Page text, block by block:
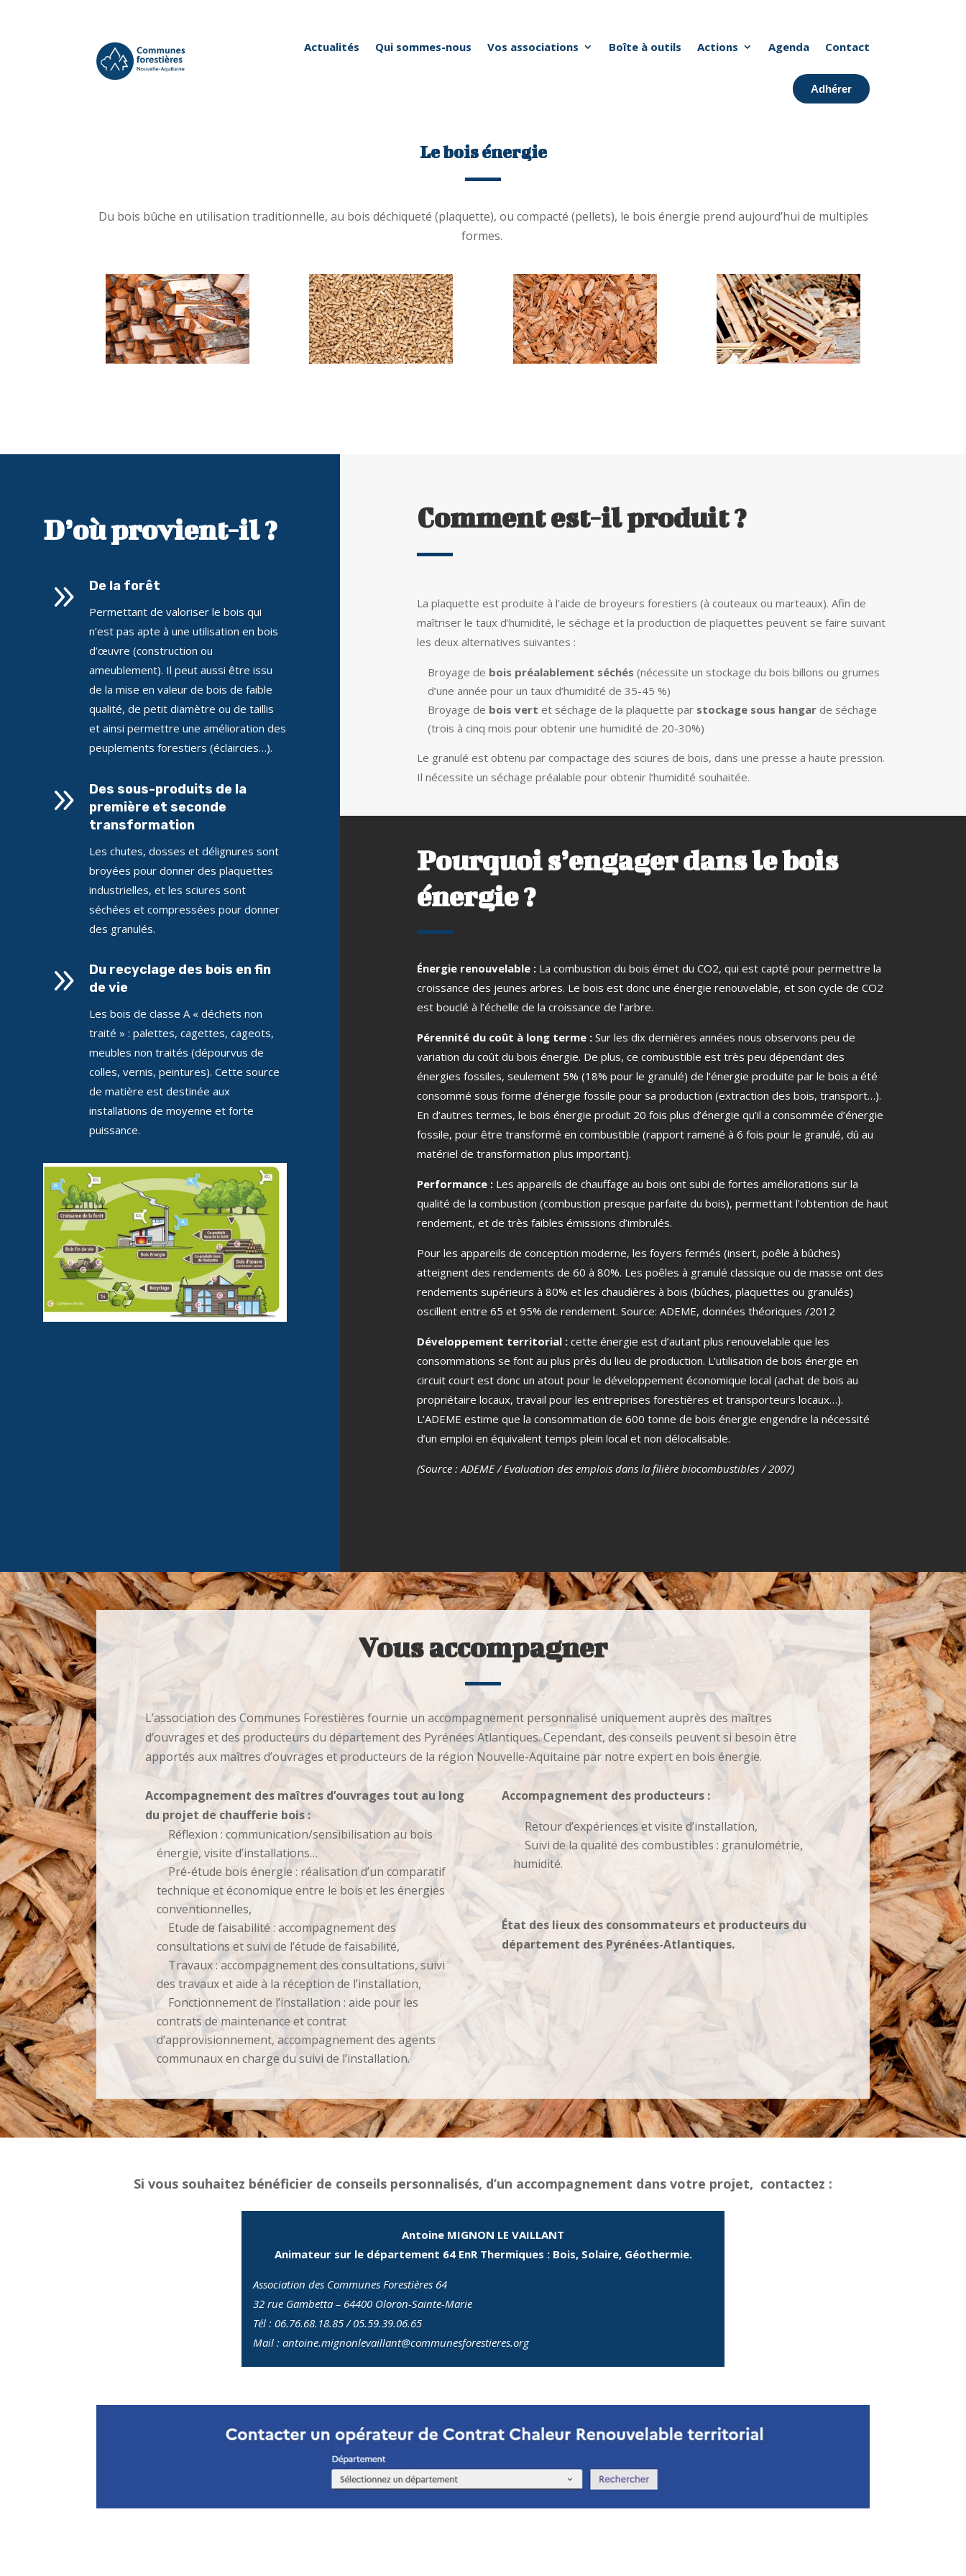
Actualités Qui sommes-nous Vos associations Boîte à outils Actions Agenda Contact
Adhérer
Le bois énergie
Du bois bûche en utilisation traditionnelle, au bois déchiqueté (plaquette), ou compacté (pellets), le bois énergie prend aujourd’hui de multiples
formes.
D’où provient-il ?
9 De la forêt
Permettant de valoriser le bois qui
n’est pas apte à une utilisation en bois
d’œuvre (construction ou
ameublement). Il peut aussi être issu
de la mise en valeur de bois de faible
qualité, de petit diamètre ou de taillis
et ainsi permettre une amélioration des
peuplements forestiers (éclaircies…).
9
Des sous-produits de la
première et seconde
transformation
Les chutes, dosses et délignures sont
broyées pour donner des plaquettes
industrielles, et les sciures sont
séchées et compressées pour donner
des granulés.
9
Du recyclage des bois en fin
de vie
Les bois de classe A « déchets non
traité » : palettes, cagettes, cageots,
meubles non traités (dépourvus de
colles, vernis, peintures). Cette source
de matière est destinée aux
installations de moyenne et forte
puissance.
Comment est-il produit ?
La plaquette est produite à l’aide de broyeurs forestiers (à couteaux ou marteaux). Afin de
maîtriser le taux d’humidité, le séchage et la production de plaquettes peuvent se faire suivant
les deux alternatives suivantes :
Broyage de bois préalablement séchés (nécessite un stockage du bois billons ou grumes
d’une année pour un taux d’humidité de 35-45 %)
Broyage de bois vert et séchage de la plaquette par stockage sous hangar de séchage
(trois à cinq mois pour obtenir une humidité de 20-30%)
Le granuléest obtenu par compactage des sciures de bois, dans une presse a haute pression.
Il nécessite un séchage préalable pour obtenir l’humidité souhaitée.
Pourquoi s’engager dans le bois
énergie ?
Énergie renouvelable : La combustion du bois émet du CO2, qui est capté pour permettre la
croissance des jeunes arbres. Le bois est donc une énergie renouvelable, et son cycle de CO2
est bouclé à l’échelle de la croissance de l’arbre.
Pérennité du coût à long terme : Sur les dix dernières années nous observons peu de
variation du coût du bois énergie. De plus, ce combustible est très peu dépendant des
énergies fossiles, seulement 5% (18% pour le granulé) de l’énergie produite par le bois a été
consommé sous forme d’énergie fossile pour sa production (extraction des bois, transport…).
En d’autres termes, le bois énergie produit 20 fois plus d’énergie qu’il a consommée d’énergie
fossile, pour être transformé en combustible (rapport ramené à 6 fois pour le granulé, dû au
matériel de transformation plus important).
Performance : Les appareils de chauffage au bois ont subi de fortes améliorations sur la
qualité de la combustion (combustion presque parfaite du bois), permettant l’obtention de haut
rendement, et de très faibles émissions d’imbrulés.
Pour les appareils de conception moderne, les foyers fermés (insert, poêle à bûches)
atteignent des rendements de 60 à 80%. Les poêles à granulé classique ou de masse ont des
rendements supérieurs à 80% et les chaudières à bois (bûches, plaquettes ou granulés)
oscillent entre 65 et 95% de rendement. Source: ADEME, données théoriques /2012
Développement territorial : cette énergie est d’autant plus renouvelable que les
consommations se font au plus près du lieu de production. L’utilisation de bois énergie en
circuit court est donc un atout pour le développement économique local (achat de bois au
propriétaire locaux, travail pour les entreprises forestières et transporteurs locaux…).
L’ADEME estime que la consommation de 600 tonne de bois énergie engendre la nécessité
d’un emploi en équivalent temps plein local et non délocalisable.
(Source : ADEME / Evaluation des emplois dans la filière biocombustibles / 2007)
Vous accompagner
L’association des Communes Forestières fournie un accompagnement personnalisé uniquement auprès des maîtres
d’ouvrages et des producteurs du département des Pyrénées Atlantiques. Cependant, des conseils peuvent si besoin être
apportés aux maîtres d’ouvrages et producteurs de la région Nouvelle-Aquitaine par notre expert en bois énergie.
Accompagnement des maîtres d’ouvrages tout au long
du projet de chaufferie bois :
Réflexion : communication/sensibilisation au bois
énergie, visite d’installations…
Pré-étude bois énergie : réalisation d’un comparatif
technique et économique entre le bois et les énergies
conventionnelles,
Etude de faisabilité : accompagnement des
consultations et suivi de l’étude de faisabilité,
Travaux : accompagnement des consultations, suivi
des travaux et aide à la réception de l’installation,
Fonctionnement de l’installation : aide pour les
contrats de maintenance et contrat
d’approvisionnement, accompagnement des agents
communaux en charge du suivi de l’installation.
Accompagnement des producteurs :
Retour d’expériences et visite d’installation,
Suivi de la qualité des combustibles : granulométrie,
humidité.
État des lieux des consommateurs et producteurs du
département des Pyrénées-Atlantiques.
Si vous souhaitez bénéficier de conseils personnalisés, d’un accompagnement dans votre projet, contactez :
Antoine MIGNON LE VAILLANT
Animateur sur le département 64 EnR Thermiques : Bois, Solaire, Géothermie.
Association des Communes Forestières 64
32 rue Gambetta – 64400 Oloron-Sainte-Marie
Tél : 06.76.68.18.85 / 05.59.39.06.65
Mail : antoine.mignonlevaillant@communesforestieres.org